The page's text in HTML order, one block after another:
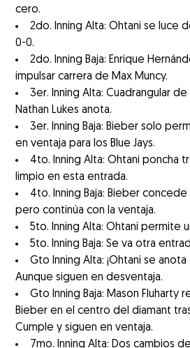
cero.
2do. Inning Alta: Ohtani se luce
0-0.
2do. Inning Baja: Enrique
impulsar carrera de Max Muncy.
3er. Inning Alta: Cuadrangular
Nathan Lukes anota.
3er. Inning Baja: Bieber solo
en ventaja para los Blue Jays.
4to. Inning Alta: Ohtani poncha
limpio en esta entrada.
4to. Inning Baja: Bieber
pero continúa con la ventaja.
5to. Inning Alta: Ohtani permite
5to. Inning Baja: Se va otra
Gto Inning Alta: ¡Ohtani se
Aunque siguen en desventaja.
Gto Inning Baja: Mason Fluharty
Bieber en el centro del diamant
Cumple y siguen en ventaja.
7mo. Inning Alta: Dos cambios